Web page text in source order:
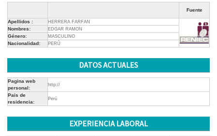
Fuente
Apellidos : HERRERA FARFAN
Nombres: EDGAR RAMON
Género: MASCULINO
Nacionalidad: PERÚ
DATOS ACTUALES
Pagina web
personal:
http://
Pais de
residencia:
Perú
EXPERIENCIA LABORAL